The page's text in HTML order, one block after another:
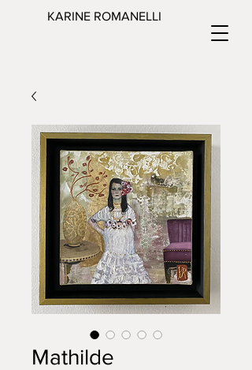
KARINE ROMANELLI
Mathilde